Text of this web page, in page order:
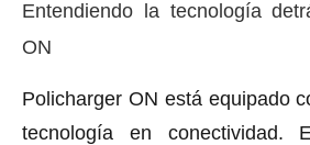
Entendiendo la tecnología
ON
Policharger ON está equipado
tecnología en conectividad.